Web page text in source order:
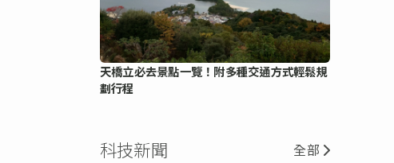
天橋立必去景點一覽！附多種交通方式輕鬆規
劃行程
科技新聞 全部